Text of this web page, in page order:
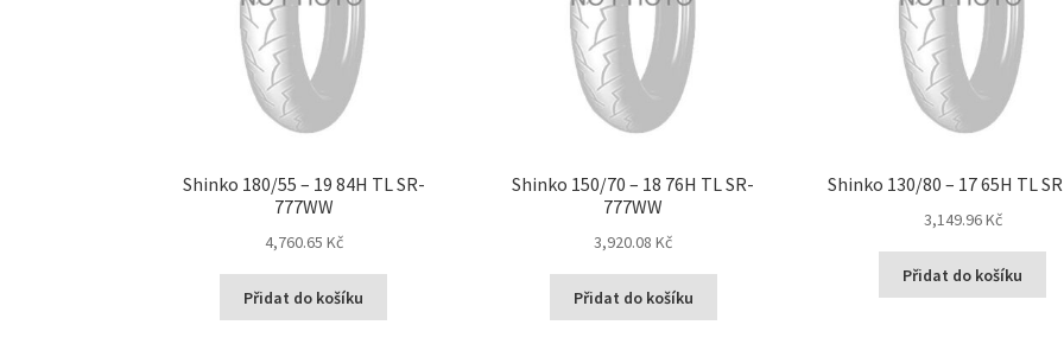
Shinko 180/55 – 19 84H TL SR-
777WW
4,760.65 Kč
Přidat do košíku
Shinko 150/70 – 18 76H TL SR-
777WW
3,920.08 Kč
Přidat do košíku
Shinko 130/80 – 17 65H TL
3,149.96 Kč
Přidat do košíku